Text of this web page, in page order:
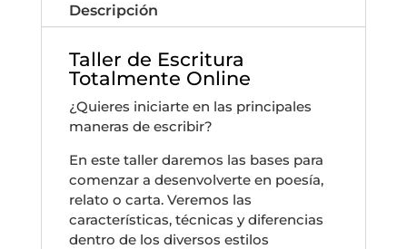
cantidad
Descripción
Taller de Escritura
Totalmente Online
¿Quieres iniciarte en las principales
maneras de escribir?
En este taller daremos las bases para
comenzar a desenvolverte en poesía,
relato o carta. Veremos las
características, técnicas y diferencias
dentro de los diversos estilos